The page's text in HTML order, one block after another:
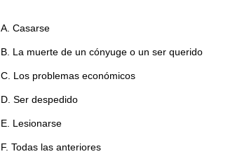
A. Casarse
B. La muerte de un cónyuge o un ser querido
C. Los problemas económicos
D. Ser despedido
E. Lesionarse
F. Todas las anteriores